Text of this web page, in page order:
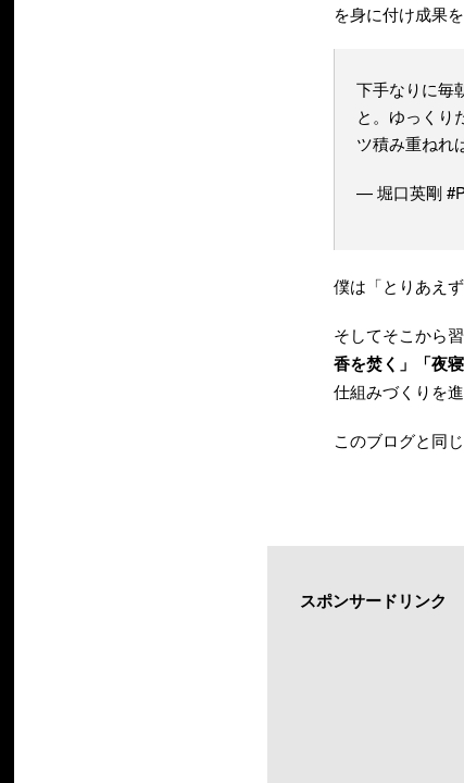
を身に付け成果
下手なりに毎
と。ゆっくり
ツ積み重ねれ
— 堀口英剛
僕は「とりあえ
そしてそこから
香を焚く」「夜
仕組みづくりを進
このブログと同
スポンサードリンク